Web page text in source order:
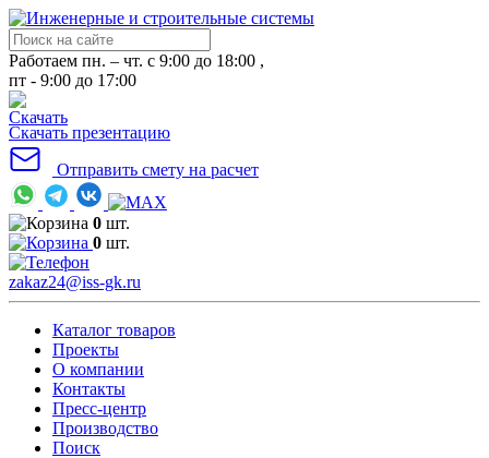
Работаем пн. – чт. с 9:00 до 18:00 ,
пт - 9:00 до 17:00
Скачать презентацию
Отправить смету на расчет
0 шт.
0 шт.
zakaz24@iss-gk.ru
Каталог товаров
Проекты
О компании
Контакты
Пресс-центр
Производство
Поиск